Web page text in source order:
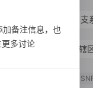
支
林**汉族 上海市 市辖
备注信息，也
多讨论